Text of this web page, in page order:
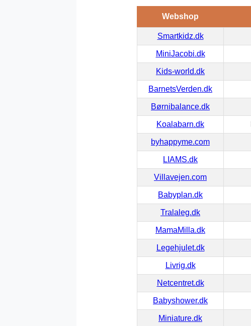
Webshop
Smartkidz.dk
MiniJacobi.dk
Kids-world.dk
BarnetsVerden.dk
Børnibalance.dk
Koalabarn.dk
byhappyme.com
LIAMS.dk
Villavejen.com
Babyplan.dk
Tralaleg.dk
MamaMilla.dk
Legehjulet.dk
Livrig.dk
Netcentret.dk
Babyshower.dk
Miniature.dk